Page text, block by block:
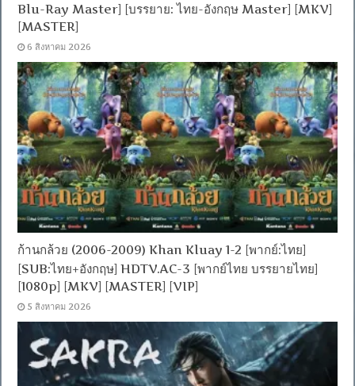
Blu-Ray Master] [บรรยาย: ไทย-อังกฤษ Master] [MKV]
[MASTER]
6 สิงหาคม 2026
ก้านกล้วย (2006-2009) Khan Kluay 1-2 [พากย์:ไทย]
[SUB:ไทย+อังกฤษ] HDTV.AC-3 [พากย์ไทย บรรยายไทย]
[1080p] [MKV] [MASTER] [VIP]
5 สิงหาคม 2026